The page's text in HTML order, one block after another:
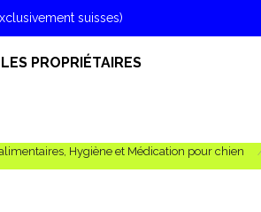
suisses)
PROPRIÉTAIRES
Hygiène et Médication pour chien